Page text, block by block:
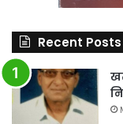
Recent Posts